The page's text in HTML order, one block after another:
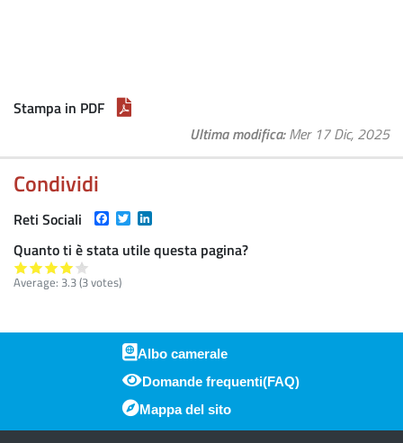
Stampa in PDF
Ultima modifica Mer 17 Dic, 2025
Condividi
Reti Sociali Facebook
Twitter
Quanto ti è stata utile questa pagina?
Average: 3.3(3votes)
Piè di pagina
Albo camerale
Domande frequenti(FAQ)
Mappa del sito